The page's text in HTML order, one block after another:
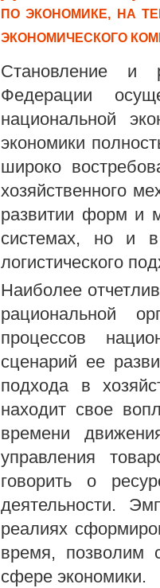
ПО ЭКОНОМИКЕ, НА
ЭКОНОМИЧЕСКОГО
Становление и
Федерации
национальной
экономики
широко
хозяйственного
развитии форм и
системах, но и в
логистического
Наиболее
рациональной
процессов
сценарий ее
подхода в
находит свое
времени
управления
говорить о
деятельности.
реалиях
время, позволим
сфере экономики.